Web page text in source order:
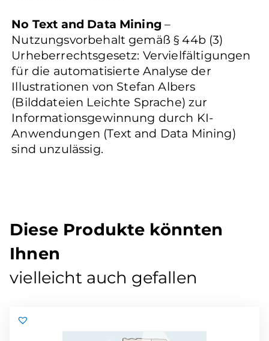
No Text and Data Mining –
Nutzungsvorbehalt gemäß § 44b (3)
Urheberrechtsgesetz: Vervielfältigungen
für die automatisierte Analyse der
Illustrationen von Stefan Albers
(Bilddateien Leichte Sprache) zur
Informationsgewinnung durch KI-
Anwendungen (Text and Data Mining)
sind unzulässig.
Diese Produkte könnten
Ihnen
vielleicht auch gefallen